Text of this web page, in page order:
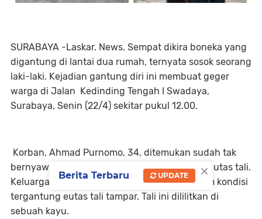
SURABAYA -Laskar. News. Sempat dikira boneka yang
digantung di lantai dua rumah, ternyata sosok seorang
laki-laki. Kejadian gantung diri ini membuat geger
warga di Jalan Kedinding Tengah I Swadaya,
Surabaya, Senin (22/4) sekitar pukul 12.00.
Korban, Ahmad Purnomo, 34, ditemukan sudah tak
bernyawa dengan kondisi tergantung pada seutas tali.
Keluarga korban menemukannya sudah dalam kondisi
tergantung eutas tali tampar. Tali ini dililitkan di
sebuah kayu.
×
Berita Terbaru UPDATE